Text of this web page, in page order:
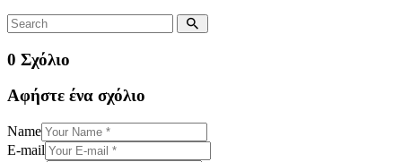
0 Σχόλιο
Αφήστε ένα σχόλιο
Name
E-mail